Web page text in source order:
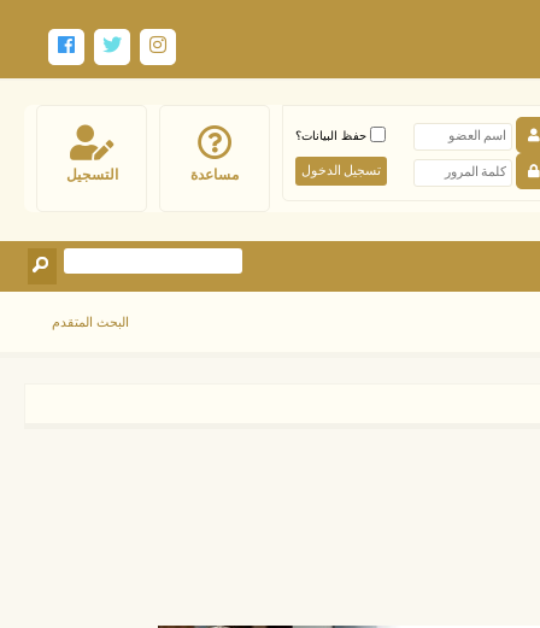
التسجيل مساعدة
حفظ البيانات؟
البحث المتقدم